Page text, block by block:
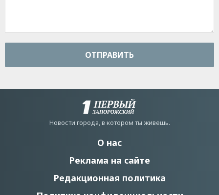
ОТПРАВИТЬ
Новости города, в котором ты живешь.
О нас
Реклама на сайте
Редакционная политика